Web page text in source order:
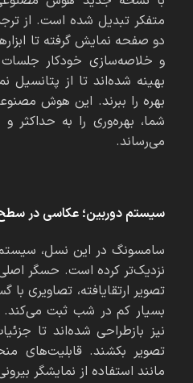
متفکر تبدیل شده است. از
دو صفحه نمایش گرفته تا
و خلاصه‌سازی خودکار
بهینه شده‌اند تا از پتانسیل
بهره را ببرند. این هوش
شما، بهره‌وری را به حداکثر
می‌رساند.
سیستم دوربین؛ عکاسی در سطح
نزدیک‌تر کرده است. حسگر اصلی
تصویر ارتقایافته، تصاویری با
بسیار کم در شب ثبت می‌کند.
نیز بازطراحی شده‌اند تا
تصویر بکشند. قابلیت‌های
مانند استفاده از نمایشگر